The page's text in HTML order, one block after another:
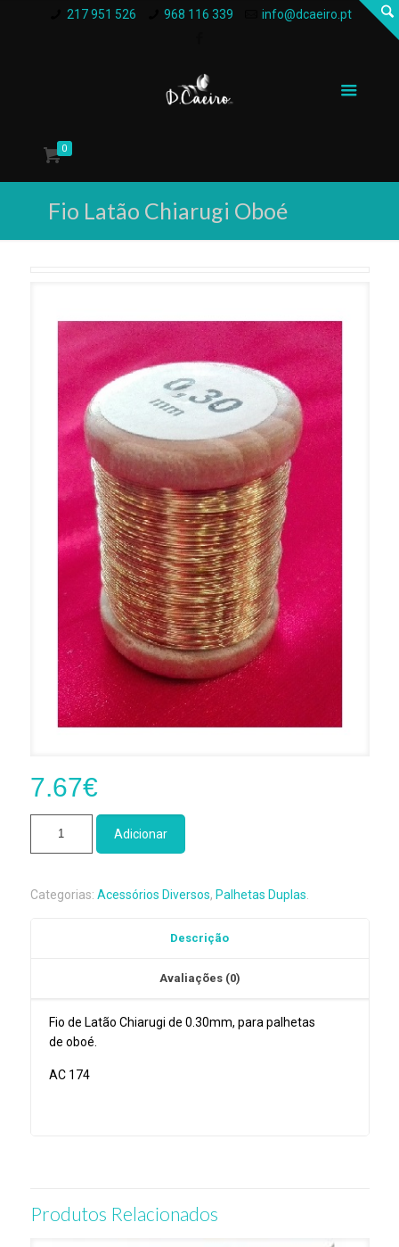
217 951 526 968 116 339 info@dcaeiro.pt
0
Fio Latão Chiarugi Oboé
7.67€
Chiarugi
Adicionar
Categorias: Acessórios Diversos, Palhetas Duplas.
Descrição
Avaliações (0)
Fio de Latão Chiarugi de 0.30mm, para palhetas
de oboé.
AC 174
Produtos Relacionados